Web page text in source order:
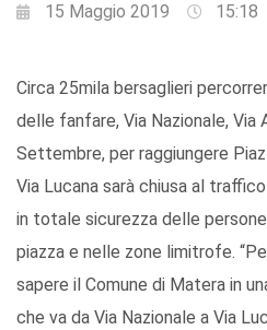
15 Maggio 2019 15:18
Circa 25mila bersaglieri
delle fanfare, Via Nazionale, Via
Settembre, per raggiungere
Via Lucana sarà chiusa al
in totale sicurezza delle
piazza e nelle zone limitrofe.
sapere il Comune di Matera in
che va da Via Nazionale a Via